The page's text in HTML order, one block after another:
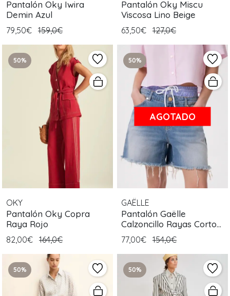
Pantalón Oky Iwira
Demin Azul
79,50€ 159,0€
Pantalón Oky Miscu
Viscosa Lino Beige
63,50€ 127,0€
50%
OKY
Pantalón Oky Copra
Raya Rojo
82,00€ 164,0€
50%
AGOTADO
GAËLLE
Pantalón Gaëlle
Calzoncillo Rayas Corto
Azul
77,00€ 154,0€
50% 50%